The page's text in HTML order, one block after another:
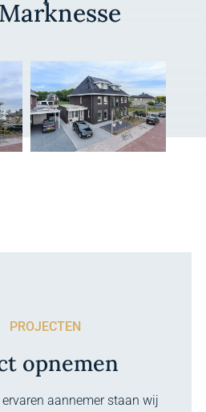
PROJECTEN
opnemen
aannemer staan wij